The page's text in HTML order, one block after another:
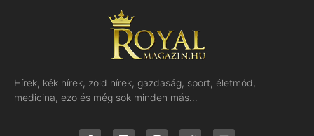
Hírek, kék hírek, zöld hírek, gazdaság, sport, életmód,
medicina, ezo és még sok minden más…